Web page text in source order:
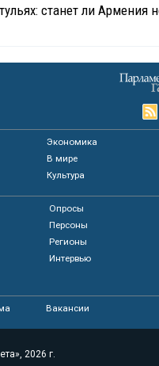
станет ли Армения
Экономика
В мире
Культура
Опросы
Персоны
Регионы
Интервью
Вакансии
2026 г.